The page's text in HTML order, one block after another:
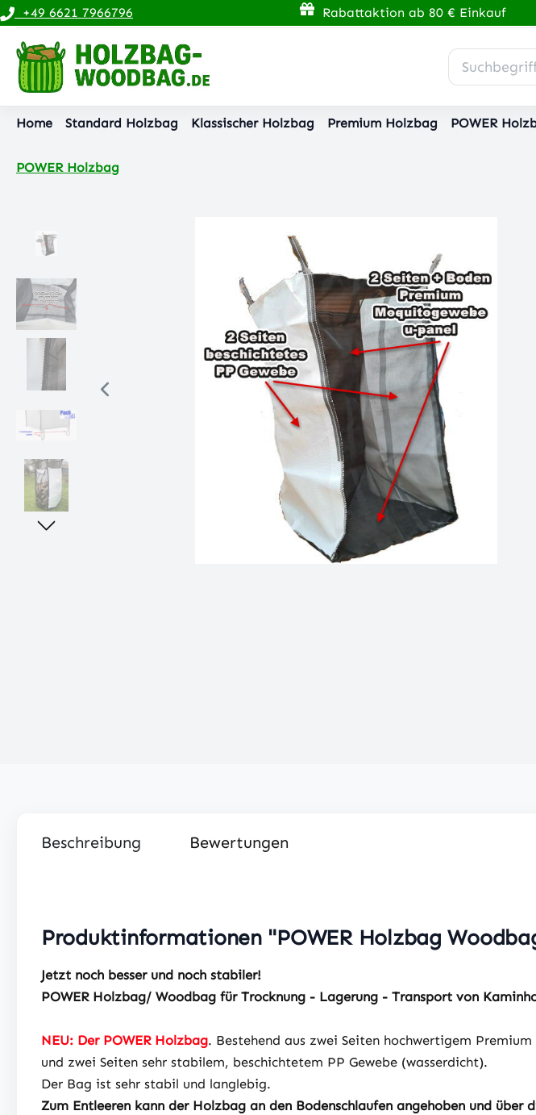
Zur Hauptnavigation springen
+49 6621 7966796 Rabattaktion ab 80 € Einkauf
Home Standard Holzbag Klassischer Holzbag Premium Holzbag POWER
POWER Holzbag
Beschreibung Bewertungen
Produktinformationen "POWER Holzbag
Jetzt noch besser und noch stabiler!
POWER Holzbag/ Woodbag für Trocknung - Lagerung - Transport von
NEU: Der POWER Holzbag. Bestehend aus zwei Seiten hochwertigem
und zwei Seiten sehr stabilem, beschichtetem PP Gewebe (wasserdicht).
Der Bag ist sehr stabil und langlebig.
Zum Entleeren kann der Holzbag an den Bodenschlaufen angehoben und über